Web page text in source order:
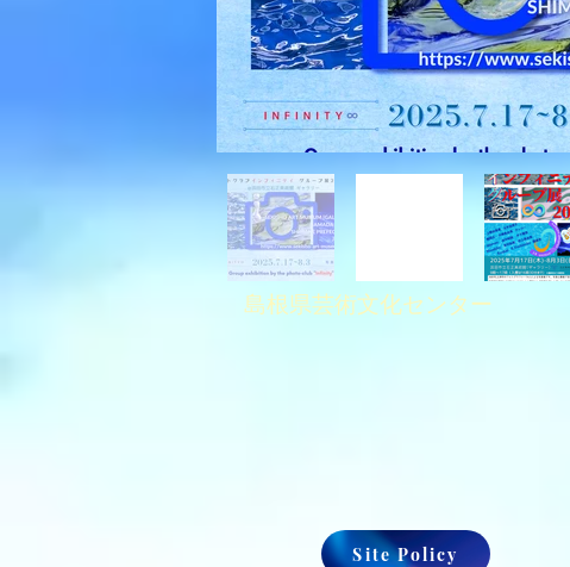
Site Policy
島根県芸術文化センター